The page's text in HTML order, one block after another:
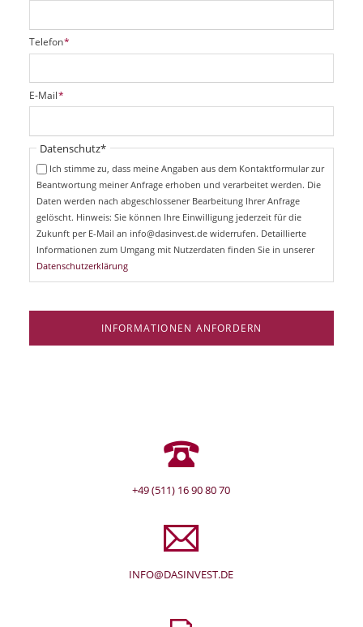
P
f
i
c
t
f
Telefon*
P
f
i
E-Mail*
Pflichtfeld
Datenschutz*
Ich stimme zu, dass meine Angaben aus dem Kontaktformular zur
Beantwortung meiner Anfrage erhoben und verarbeitet werden. Die
Daten werden nach abgeschlossener Bearbeitung Ihrer Anfrage
gelöscht. Hinweis: Sie können Ihre Einwilligung jederzeit für die
Zukunft per E-Mail an info@dasinvest.de widerrufen. Detaillierte
Informationen zum Umgang mit Nutzerdaten finden Sie in unserer
Datenschutzerklärung
INFORMATIONEN ANFORDERN
+49 (511) 16 90 80 70
INFO@DASINVEST.DE